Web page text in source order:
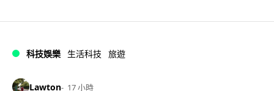
科技娛樂 生活科技 旅遊
Lawton 17 小時